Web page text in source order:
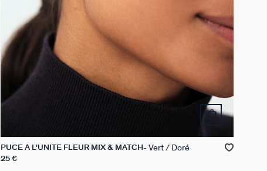
PUCE À L'UNITÉ FLEUR MIX & MATCH Vert / Doré
25 €